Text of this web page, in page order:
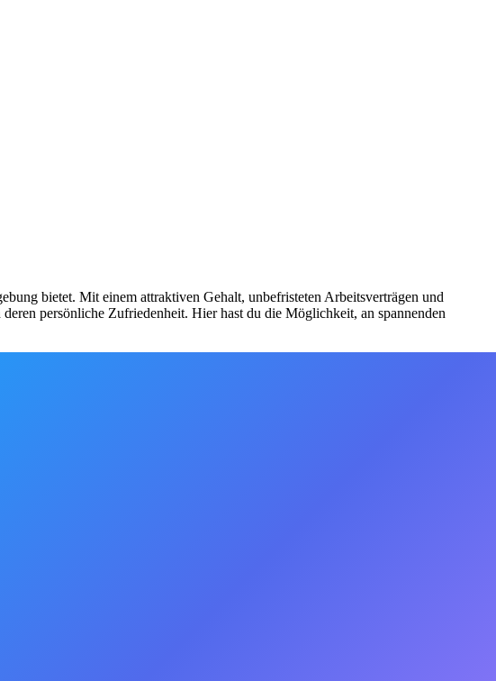
bietet. Mit einem attraktiven Gehalt, unbefristeten Arbeitsverträgen und
persönliche Zufriedenheit. Hier hast du die Möglichkeit, an spannenden